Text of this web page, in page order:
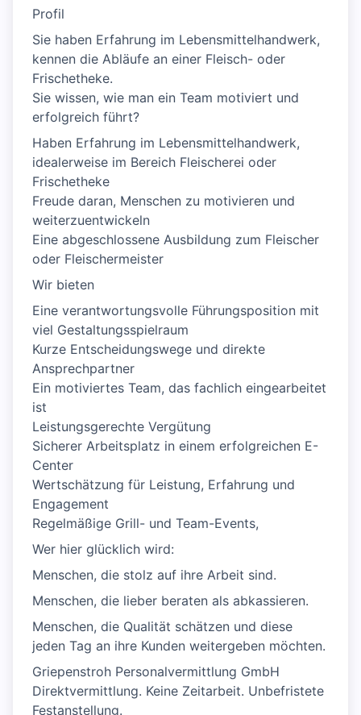
Profil
Sie haben Erfahrung im Lebensmittelhandwerk,
kennen die Abläufe an einer Fleisch- oder
Frischetheke.
Sie wissen, wie man ein Team motiviert und
erfolgreich führt?
Haben Erfahrung im Lebensmittelhandwerk,
idealerweise im Bereich Fleischerei oder
Frischetheke
Freude daran, Menschen zu motivieren und
weiterzuentwickeln
Eine abgeschlossene Ausbildung zum Fleischer
oder Fleischermeister
Wir bieten
Eine verantwortungsvolle Führungsposition mit
viel Gestaltungsspielraum
Kurze Entscheidungswege und direkte
Ansprechpartner
Ein motiviertes Team, das fachlich eingearbeitet
ist
Leistungsgerechte Vergütung
Sicherer Arbeitsplatz in einem erfolgreichen E-
Center
Wertschätzung für Leistung, Erfahrung und
Engagement
Regelmäßige Grill- und Team-Events,
Wer hier glücklich wird:
Menschen, die stolz auf ihre Arbeit sind.
Menschen, die lieber beraten als abkassieren.
Menschen, die Qualität schätzen und diese
jeden Tag an ihre Kunden weitergeben möchten.
Griepenstroh Personalvermittlung GmbH
Direktvermittlung. Keine Zeitarbeit. Unbefristete
Festanstellung.